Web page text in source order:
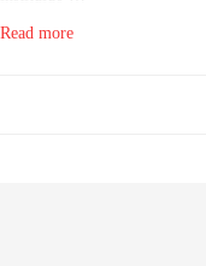
Read more